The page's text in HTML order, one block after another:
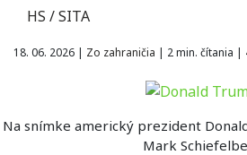
HS / SITA
18. 06. 2026 | Zo zahraničia | 2 min. čítania |
Na snímke americký prezident
Mark